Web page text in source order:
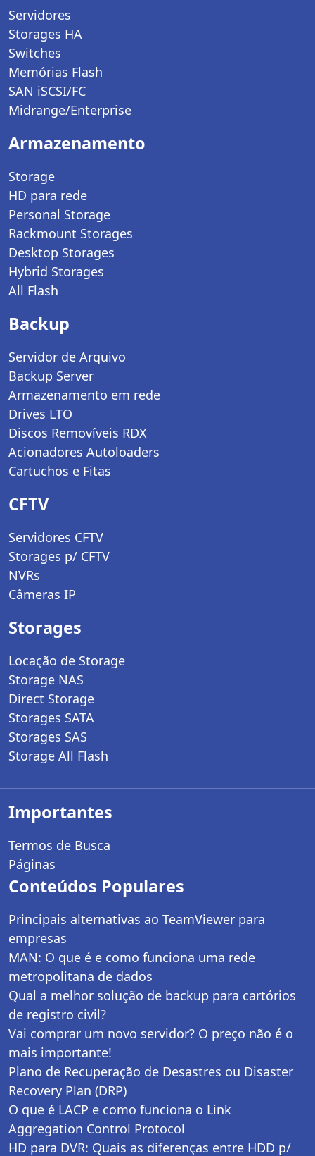
Servidores
Storages HA
Switches
Memórias Flash
SAN iSCSI/FC
Midrange/Enterprise
Armazenamento
Storage
HD para rede
Personal Storage
Rackmount Storages
Desktop Storages
Hybrid Storages
All Flash
Backup
Servidor de Arquivo
Backup Server
Armazenamento em rede
Drives LTO
Discos Removíveis RDX
Acionadores Autoloaders
Cartuchos e Fitas
CFTV
Servidores CFTV
Storages p/ CFTV
NVRs
Câmeras IP
Storages
Locação de Storage
Storage NAS
Direct Storage
Storages SATA
Storages SAS
Storage All Flash
Importantes
Termos de Busca
Páginas
Conteúdos Populares
Principais alternativas ao TeamViewer para
empresas
MAN: O que é e como funciona uma rede
metropolitana de dados
Qual a melhor solução de backup para cartórios
de registro civil?
Vai comprar um novo servidor? O preço não é o
mais importante!
Plano de Recuperação de Desastres ou Disaster
Recovery Plan (DRP)
O que é LACP e como funciona o Link
Aggregation Control Protocol
HD para DVR: Quais as diferenças entre HDD p/